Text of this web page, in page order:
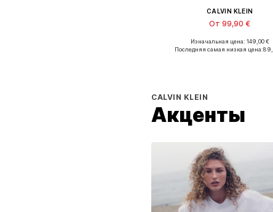
CALVIN KLEIN
От 99,90 €
Доступные размеры: 36, 37, 38,
Изначальная цена: 149,00 €
Последняя самая низкая цена:
CALVIN KLEIN
Акценты